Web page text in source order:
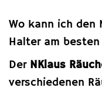
Wo kann ich den
Halter am
Der NKlaus
verschiedenen